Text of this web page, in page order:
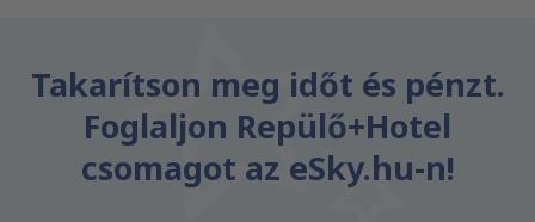
Takarítson meg időt és pénzt.
Foglaljon Repülő+Hotel
csomagot az eSky.hu-n!